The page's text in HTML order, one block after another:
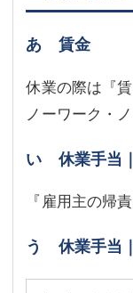
川口事務所（
お問い合せフォー
あ 賃金
休業の際は『
ノーワーク・
い 休業手当
『雇用主の帰
う 休業手当